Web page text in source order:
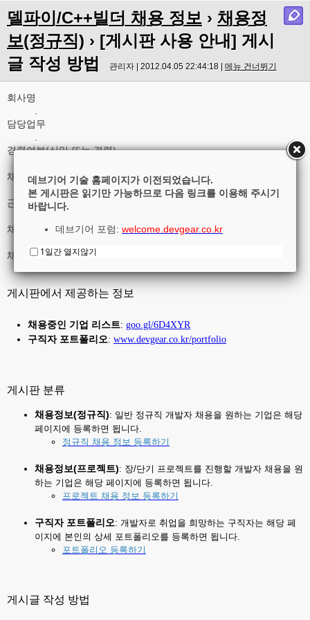
델파이/C++빌더 채용 정보 › 채용정
보(정규직) › [게시판 사용 안내] 게시
글 작성 방법
관리자 | 2012.04.05 22:44:18 | 메뉴 건너뛰기
회사명
담당업무
경력여부(신입 또는 경력)
채용 인원
.
근무 지역
채용 마감 일자
채용 정보 링크
게시판에서 제공하는 정보
채용중인 기업 리스트: goo.gl/6D4XYR
구직자 포트폴리오: www.devgear.co.kr/portfolio
게시판 분류
채용정보(정규직): 일반 정규직 개발자 채용을 원하는 기업은 해당
페이지에 등록하면 됩니다.
정규직 채용 정보 등록하기
채용정보(프로젝트): 장/단기 프로젝트를 진행할 개발자 채용을 원
하는 기업은 해당 페이지에 등록하면 됩니다.
프로젝트 채용 정보 등록하기
구직자 포트폴리오: 개발자로 취업을 희망하는 구직자는 해당 페
이지에 본인의 상세 포트폴리오를 등록하면 됩니다.
포트폴리오 등록하기
게시글 작성 방법
데브기어 기술 홈페이지가 이전되었습니다.
본 게시판은 읽기만 가능하므로 다음 링크를 이용해 주시기
바랍니다.
데브기어 포럼: welcome.devgear.co.kr
1일간 열지않기